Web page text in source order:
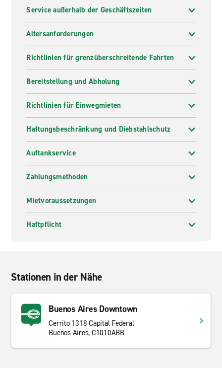
Service außerhalb der Geschäftszeiten
Altersanforderungen
Richtlinien für grenzüberschreitende Fahrten
Bereitstellung und Abholung
Richtlinien für Einwegmieten
Haftungsbeschränkung und Diebstahlschutz
Auftankservice
Zahlungsmethoden
Mietvoraussetzungen
Haftpflicht
Stationen in der Nähe
Buenos Aires Downtown
Cerrito 1318 Capital Federal
Buenos Aires, C1010ABB